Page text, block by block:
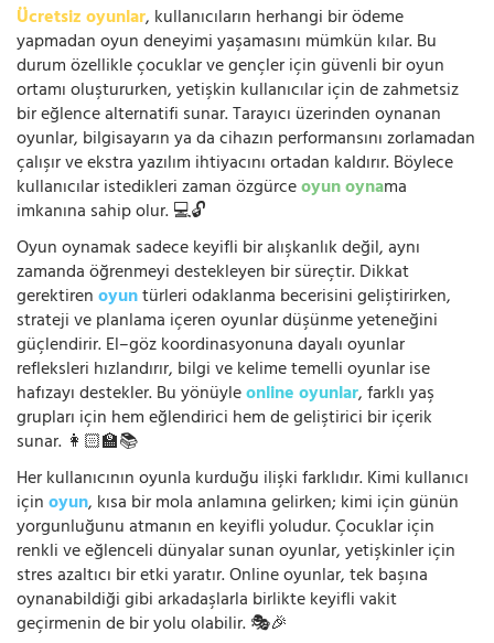
Ücretsiz oyunlar, kullanıcıların herhangi bir ödeme
yapmadan oyun deneyimi yaşamasını mümkün kılar. Bu
durum özellikle çocuklar ve gençler için güvenli bir oyun
ortamı oluştururken, yetişkin kullanıcılar için de zahmetsiz
bir eğlence alternatifi sunar. Tarayıcı üzerinden oynanan
oyunlar, bilgisayarın ya da cihazın performansını zorlamadan
çalışır ve ekstra yazılım ihtiyacını ortadan kaldırır. Böylece
kullanıcılar istedikleri zaman özgürceoyun oynama
imkanına sahip olur. 💻🔓
Oyun oynamak sadece keyifli bir alışkanlık değil, aynı
zamanda öğrenmeyi destekleyen bir süreçtir. Dikkat
gerektirenoyuntürleri odaklanma becerisini geliştirirken,
strateji ve planlama içeren oyunlar düşünme yeteneğini
güçlendirir. El–göz koordinasyonuna dayalı oyunlar
refleksleri hızlandırır, bilgi ve kelime temelli oyunlar ise
hafızayı destekler. Bu yönüyleonline oyunlar, farklı yaş
grupları için hem eğlendirici hem de geliştirici bir içerik
sunar. 👩🏻‍🏫📚
Her kullanıcının oyunla kurduğu ilişki farklıdır. Kimi kullanıcı
içinoyun, kısa bir mola anlamına gelirken; kimi için günün
yorgunluğunu atmanın en keyifli yoludur. Çocuklar için
renkli ve eğlenceli dünyalar sunan oyunlar, yetişkinler için
stres azaltıcı bir etki yaratır. Online oyunlar, tek başına
oynanabildiği gibi arkadaşlarla birlikte keyifli vakit
geçirmenin de bir yolu olabilir. 🎭🎉